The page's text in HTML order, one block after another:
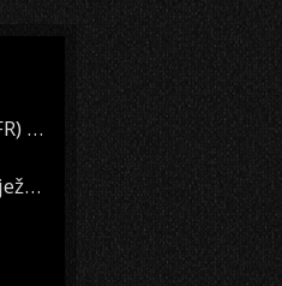
Oasis Boom (desert krautrock / noise jazz - FR) @ KONTEJNER
KSET50: Sara Renar – promocija albuma "Nježne riječi" @ Močvara